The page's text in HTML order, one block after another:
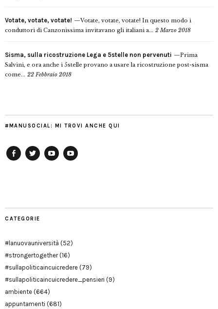
Votate, votate, votate!
Votate, votate, votate! In questo modo i
conduttori di Canzonissima invitavano gli italiani a... 2 Marzo 2018
Sisma, sulla ricostruzione Lega e 5stelle non pervenuti
Prima
Salvini, e ora anche i 5stelle provano a usare la ricostruzione post-sisma
come... 22 Febbraio 2018
#MANUSOCIAL: MI TROVI ANCHE QUI
CATEGORIE
#lanuovauniversità (52)
#strongertogether(16)
#sullapoliticaincuicredere (79)
#sullapoliticaincuicredere_pensieri (9)
ambiente (664)
appuntamenti (681)